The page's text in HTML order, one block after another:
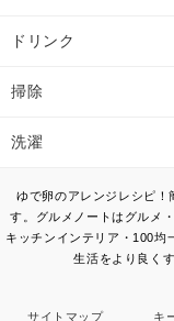
ドリンク
掃除
洗濯
ゆで卵のアレンジレシピ！
す。グルメノートはグルメ
キッチンインテリア・100均
生活をより良く
サイトマップ キ